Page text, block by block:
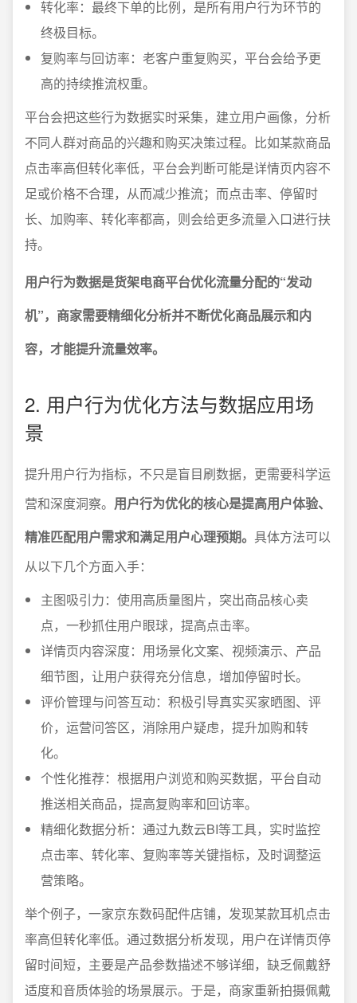
转化率：最终下单的比例，是所有用户行为环节的
终极目标。
复购率与回访率：老客户重复购买，平台会给予更
高的持续推流权重。
平台会把这些行为数据实时采集，建立用户画像，分析
不同人群对商品的兴趣和购买决策过程。比如某款商品
点击率高但转化率低，平台会判断可能是详情页内容不
足或价格不合理，从而减少推流；而点击率、停留时
长、加购率、转化率都高，则会给更多流量入口进行扶
持。
用户行为数据是货架电商平台优化流量分配的“发动
机”，商家需要精细化分析并不断优化商品展示和内
容，才能提升流量效率。
2. 用户行为优化方法与数据应用场
景
提升用户行为指标，不只是盲目刷数据，更需要科学运
营和深度洞察。 用户行为优化的核心是提高用户体验、
精准匹配用户需求和满足用户心理预期。 具体方法可以
从以下几个方面入手：
主图吸引力：使用高质量图片，突出商品核心卖
点，一秒抓住用户眼球，提高点击率。
详情页内容深度：用场景化文案、视频演示、产品
细节图，让用户获得充分信息，增加停留时长。
评价管理与问答互动：积极引导真实买家晒图、评
价，运营问答区，消除用户疑虑，提升加购和转
化。
个性化推荐：根据用户浏览和购买数据，平台自动
推送相关商品，提高复购率和回访率。
精细化数据分析：通过九数云BI等工具，实时监控
点击率、转化率、复购率等关键指标，及时调整运
营策略。
举个例子，一家京东数码配件店铺，发现某款耳机点击
率高但转化率低。通过数据分析发现，用户在详情页停
留时间短，主要是产品参数描述不够详细，缺乏佩戴舒
适度和音质体验的场景展示。于是，商家重新拍摄佩戴